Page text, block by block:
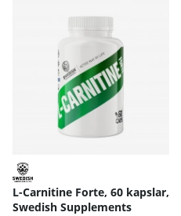
L-Carnitine Forte, 60 kapslar,
Swedish Supplements